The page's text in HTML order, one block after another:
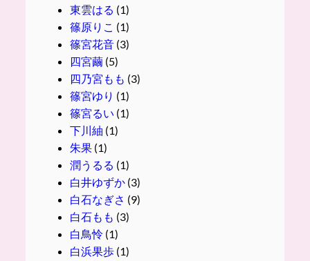
東雲はる (1)
篠原りこ (1)
篠宮花音(3)
四宮繭(5)
四乃宮もも (3)
篠宮ゆり (1)
篠宮るい (1)
下川紬 (1)
朱果(1)
潤うるる (1)
白井ゆずか(3)
白石なぎさ (9)
白石もも (3)
白鳥怜(1)
白浜果歩(1)